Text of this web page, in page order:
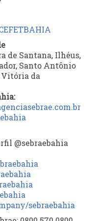
de Santana, Ilhéus,
Santo Antônio
Vitória da
com.br
@sebraebahia
sebraebahia